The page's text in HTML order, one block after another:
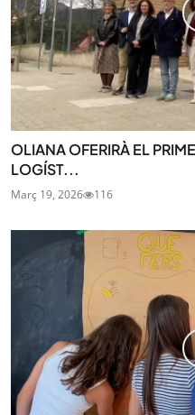
OLIANA OFERIRÀ EL
LOGÍST...
Març 19, 2026 116